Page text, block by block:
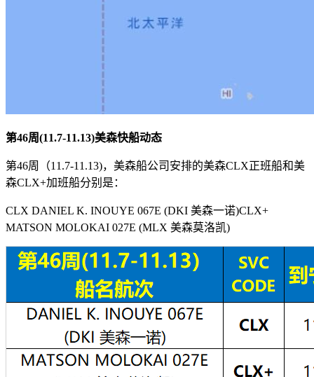
第46周(11.7-11.13)美森快船动态
第46周（11.7-11.13)，美森船公司安排的美森CLX正班船和美
森CLX+加班船分别是：
CLX DANIEL K. INOUYE 067E (DKI 美森一诺)CLX+
MATSON MOLOKAI 027E (MLX 美森莫洛凯)